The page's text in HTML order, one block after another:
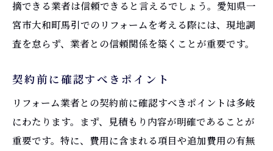
摘できる業者は信頼できると言えるでしょう。愛知県一
宮市大和町馬引でのリフォームを考える際には、現地調
査を怠らず、業者との信頼関係を築くことが重要です。
契約前に確認すべきポイント
リフォーム業者との契約前に確認すべきポイントは多岐
にわたります。まず、見積もり内容が明確であることが
重要です。特に、費用に含まれる項目や追加費用の有無